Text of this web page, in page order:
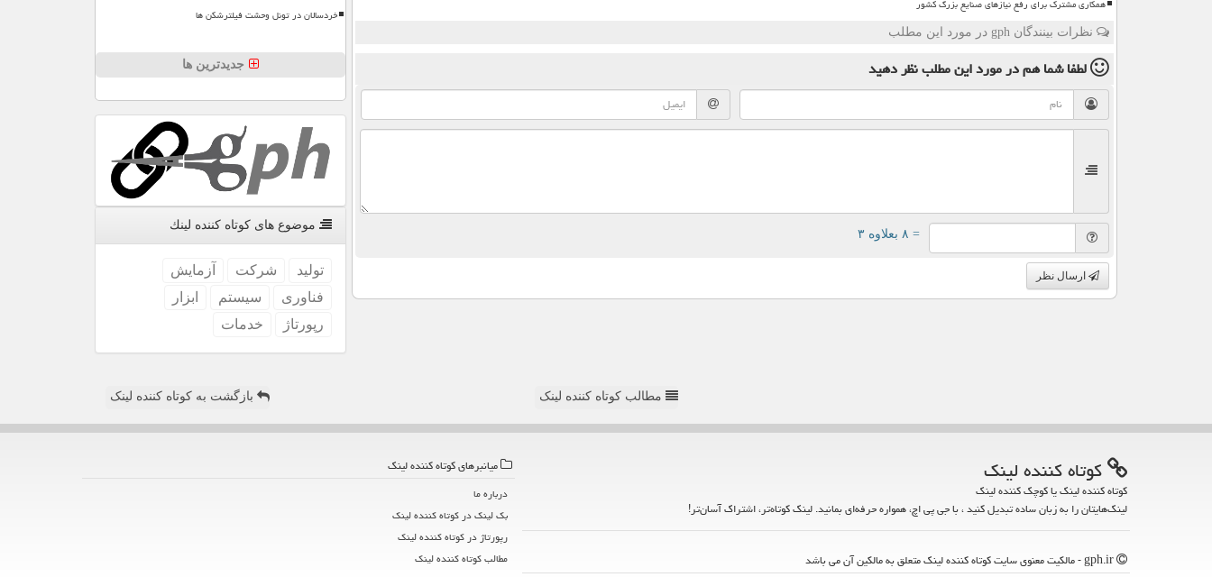
همکاری مشترک برای رفع نیازهای صنایع بزرگ کشور
نظرات بینندگان gph در مورد این مطلب
لطفا شما همدر مورد این مطلبنظر دهید
= ۸ بعلاوه ۳
ارسال نظر
خردسالان در تونل وحشت فیلترشکن ها
جدیدترین ها
موضوع های كوتاه كننده لینك
تولید شركت
آزمایش
فناوری
سیستم
ابزار
رپورتاژ
خدمات
مطالب کوتاه کننده لینک بازگشت به کوتاه کننده لینک
كوتاه كننده لینك
کوتاه کننده لینک یا کوچک کننده لینک
لینک‌هایتان را به زبان ساده تبدیل کنید ، با جی پی اچ، همواره حرفه‌ای بمانید. لینک کوتاه‌تر، اشتراک آسان‌تر!
میانبرهای كوتاه كننده لینك
درباره ما
بک لینک در كوتاه كننده لینك
رپورتاژ در كوتاه كننده لینك
مطالب كوتاه كننده لینك